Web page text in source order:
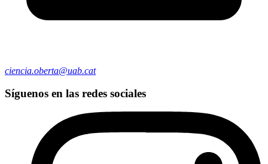
ciencia.oberta@uab.cat
Síguenos en las redes sociales